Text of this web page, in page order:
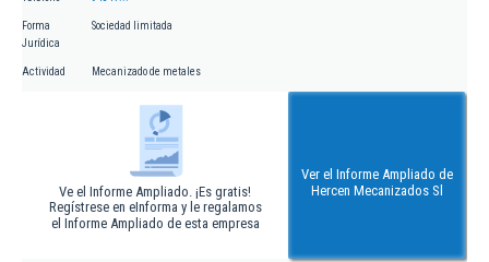
Forma
Jurídica
Sociedad limitada
Actividad Mecanizado de metales
Ve el Informe Ampliado. ¡Es gratis!
Regístrese en eInforma y le regalamos
el Informe Ampliado de esta empresa
Ver el Informe Ampliado de
Hercen Mecanizados Sl